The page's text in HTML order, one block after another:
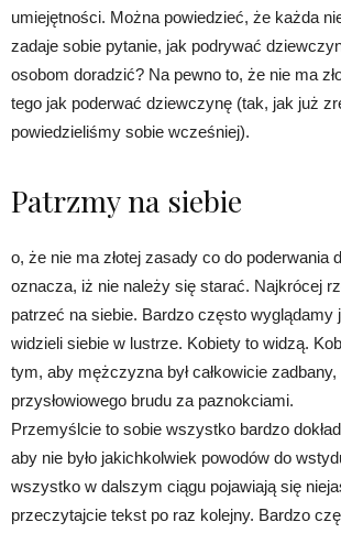
umiejętności. Można powiedzieć, że każda
zadaje sobie pytanie, jak podrywać
osobom doradzić? Na pewno to, że nie ma
tego jak poderwać dziewczynę (tak, jak już
powiedzieliśmy sobie wcześniej).
Patrzmy na siebie
o, że nie ma złotej zasady co do poderwania
oznacza, iż nie należy się starać. Najkrócej
patrzeć na siebie. Bardzo często wyglądamy
widzieli siebie w lustrze. Kobiety to widzą.
tym, aby mężczyzna był całkowicie
przysłowiowego brudu za paznokciami.
Przemyślcie to sobie wszystko bardzo
aby nie było jakichkolwiek powodów do
wszystko w dalszym ciągu pojawiają się
przeczytajcie tekst po raz kolejny. Bardzo